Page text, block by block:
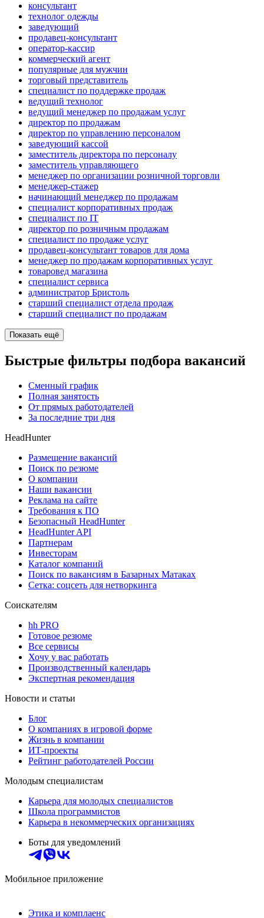
консультант
технолог одежды
заведующий
продавец-консультант
оператор-кассир
коммерческий агент
популярные для мужчин
торговый представитель
специалист по поддержке продаж
ведущий технолог
ведущий менеджер по продажам услуг
директор по продажам
директор по управлению персоналом
заведующий кассой
заместитель директора по персоналу
заместитель управляющего
менеджер по организации розничной торговли
менеджер-стажер
начинающий менеджер по продажам
специалист корпоративных продаж
специалист по IT
директор по розничным продажам
специалист по продаже услуг
продавец-консультант товаров для дома
менеджер по продажам корпоративных услуг
товаровед магазина
специалист сервиса
администратор Бристоль
старший специалист отдела продаж
старший специалист по продажам
Показать ещё
Быстрые фильтры подбора вакансий
Сменный график
Полная занятость
От прямых работодателей
За последние три дня
HeadHunter
Размещение вакансий
Поиск по резюме
О компании
Наши вакансии
Реклама на сайте
Требования к ПО
Безопасный HeadHunter
HeadHunter API
Партнерам
Инвесторам
Каталог компаний
Поиск по вакансиям в Базарных Матаках
Сетка: соцсеть для нетворкинга
Соискателям
hh PRO
Готовое резюме
Все сервисы
Хочу у вас работать
Производственный календарь
Экспертная рекомендация
Новости и статьи
Блог
О компаниях в игровой форме
Жизнь в компании
ИТ-проекты
Рейтинг работодателей России
Молодым специалистам
Карьера для молодых специалистов
Школа программистов
Карьера в некоммерческих организациях
Боты для уведомлений
Мобильное приложение
Этика и комплаенс